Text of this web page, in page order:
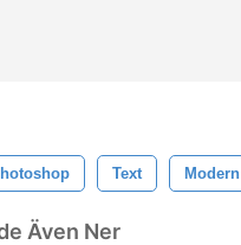
Text Modern
Även Ner